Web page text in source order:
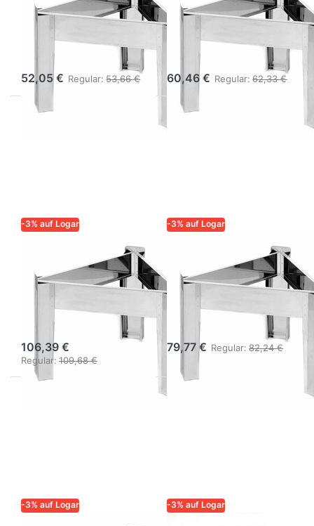
Logar Ständer
für Behälter Ø
40 cm, Edelstahl
52,05 € Regular: 53,66 €
Logar Ständer
für Behälter Ø 47
60,46 € Regular: 62,33 €
-3% auf Logar
LOGAR – QUALITÄT UND
ZUVERLÄSSIGKEIT FÜR
Logar Ständer
für Behälter Ø 76
106,39 €
Regular: 109,68 €
-3% auf Logar
LOGAR – QUALITÄT UND
ZUVERLÄSSIGKEIT FÜR
Logar Ständer
für Behälter ø 63
79,77 € Regular: 82,24 €
-3% auf Logar -3% auf Logar